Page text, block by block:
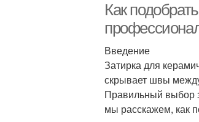
Как
Введение
Затирка для
скрывает швы
Правильный выбор
мы расскажем, как